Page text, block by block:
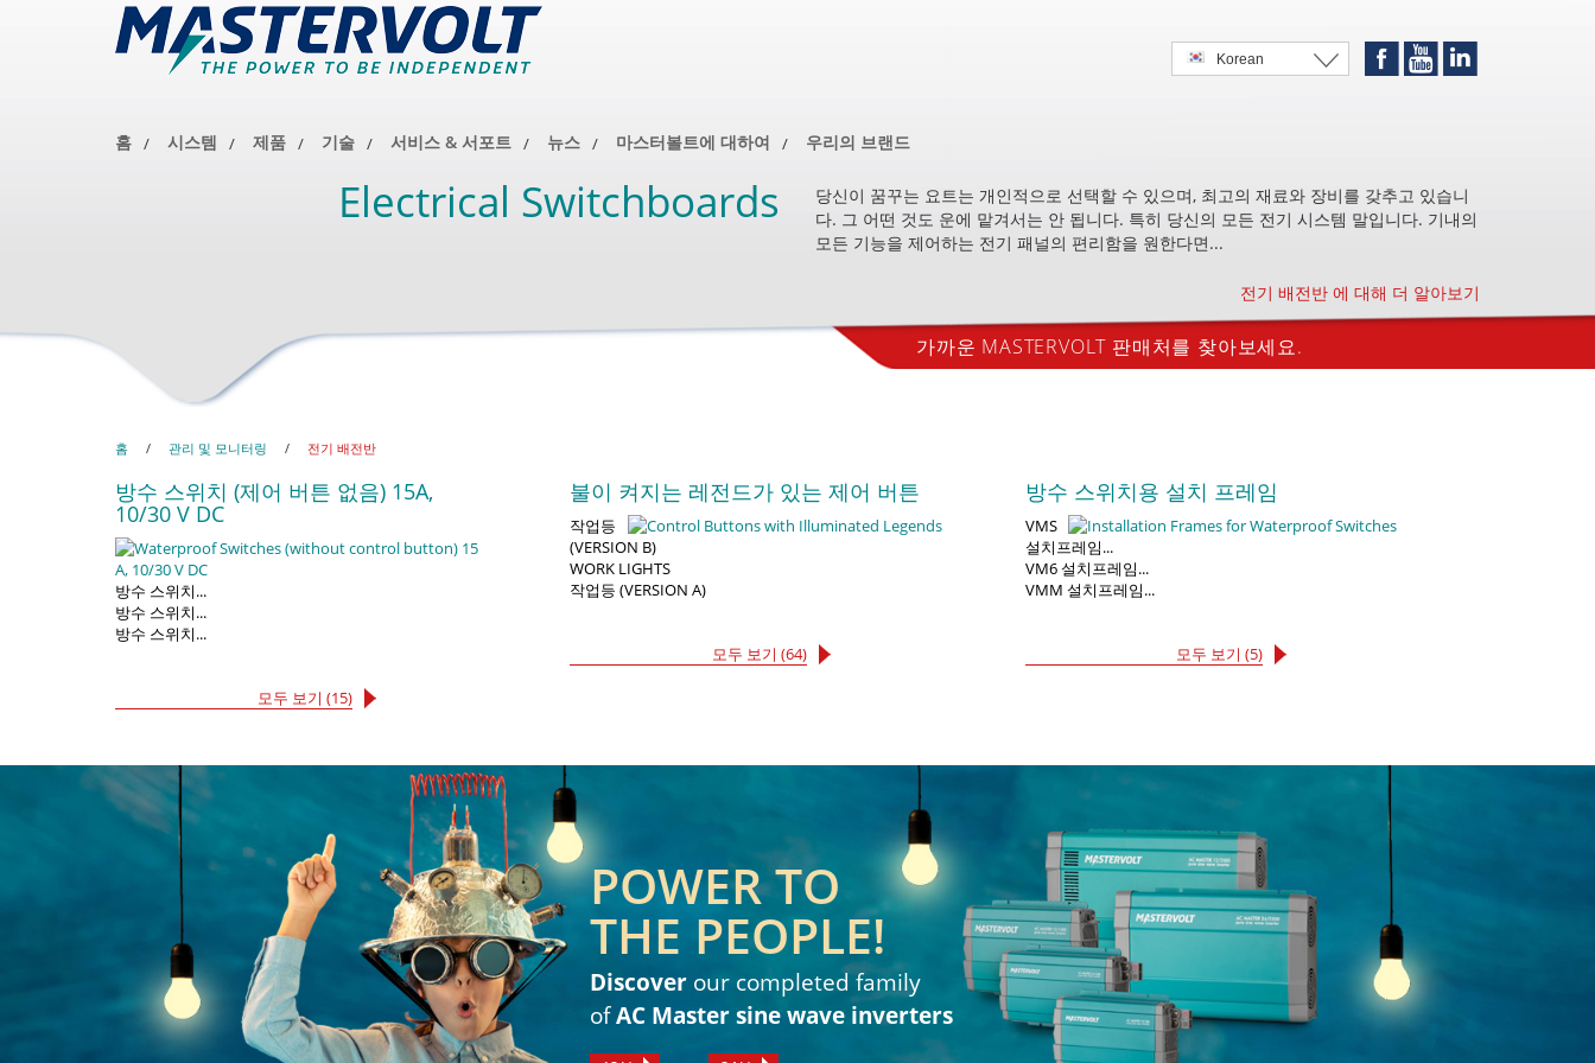
가까운 MASTERVOLT 판매처를 찾아보세요.
Korean
홈 시스템 제품 기술 서비스 & 서포트 뉴스 마스터볼트에 대하여 우리의 브랜드
Electrical Switchboards
당신이 꿈꾸는 요트는 개인적으로 선택할 수 있으며, 최고의 재료와 장비를 갖추고 있습니
다. 그 어떤 것도 운에 맡겨서는 안 됩니다. 특히 당신의 모든 전기 시스템 말입니다. 기내의
모든 기능을 제어하는 전기 패널의 편리함을 원한다면...
전기 배전반 에 대해 더 알아보기
홈 / 관리 및 모니터링 / 전기 배전반
방수 스위치 (제어 버튼 없음) 15A,
10/30 V DC
방수 스위치...
방수 스위치...
방수 스위치...
모두 보기 (15)
불이 켜지는 레전드가 있는 제어 버튼
작업등
(VERSION B)
WORK LIGHTS
작업등 (VERSION A)
모두 보기 (64)
방수 스위치용 설치 프레임
VMS
설치프레임...
VM6 설치프레임...
VMM 설치프레임...
모두 보기 (5)
POWER TO
THE PEOPLE!
Discover our completed family
ofAC Master sine wave inverters